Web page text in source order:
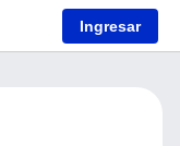
Ingresar